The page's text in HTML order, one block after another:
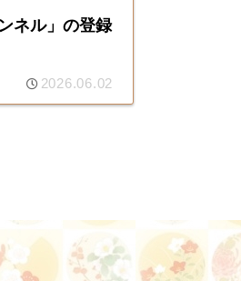
ネル」の登録
2026.06.02